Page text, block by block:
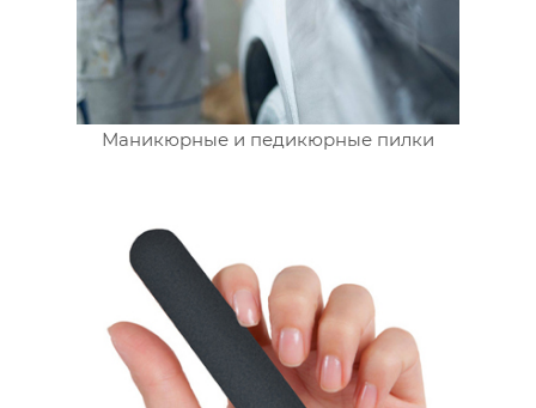
Маникюрные и педикюрные пилки